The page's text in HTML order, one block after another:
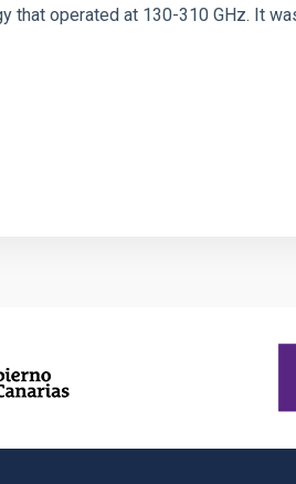
that operated at 130-310 GHz. It